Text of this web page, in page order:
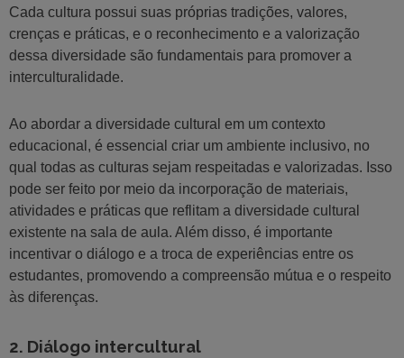
Cada cultura possui suas próprias tradições, valores,
crenças e práticas, e o reconhecimento e a valorização
dessa diversidade são fundamentais para promover a
interculturalidade.
Ao abordar a diversidade cultural em um contexto
educacional, é essencial criar um ambiente inclusivo, no
qual todas as culturas sejam respeitadas e valorizadas. Isso
pode ser feito por meio da incorporação de materiais,
atividades e práticas que reflitam a diversidade cultural
existente na sala de aula. Além disso, é importante
incentivar o diálogo e a troca de experiências entre os
estudantes, promovendo a compreensão mútua e o respeito
às diferenças.
2. Diálogo intercultural